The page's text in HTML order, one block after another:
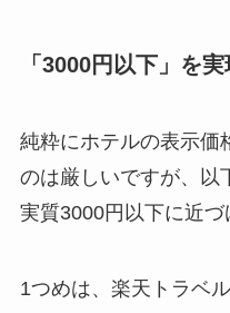
「3000円以下」を
純粋にホテルの表示価
のは厳しいですが、以
実質3000円以下に近づ
1つめは、楽天トラベ